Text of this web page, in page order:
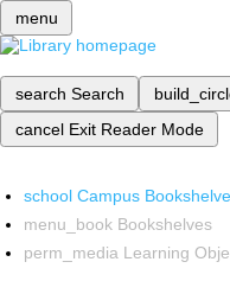
menu
search Search
cancel Exit Reader Mode
school Campus
menu_book Bookshelves
perm_media Learning